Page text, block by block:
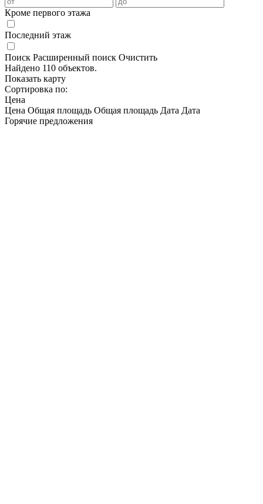
Кроме первого этажа
Последний этаж
Поиск Расширенный поиск Очистить
Найдено 110 объектов.
Показать карту
Сортировка по:
Цена
Цена Общая площадь Общая площадь Дата Дата
Горячие предложения